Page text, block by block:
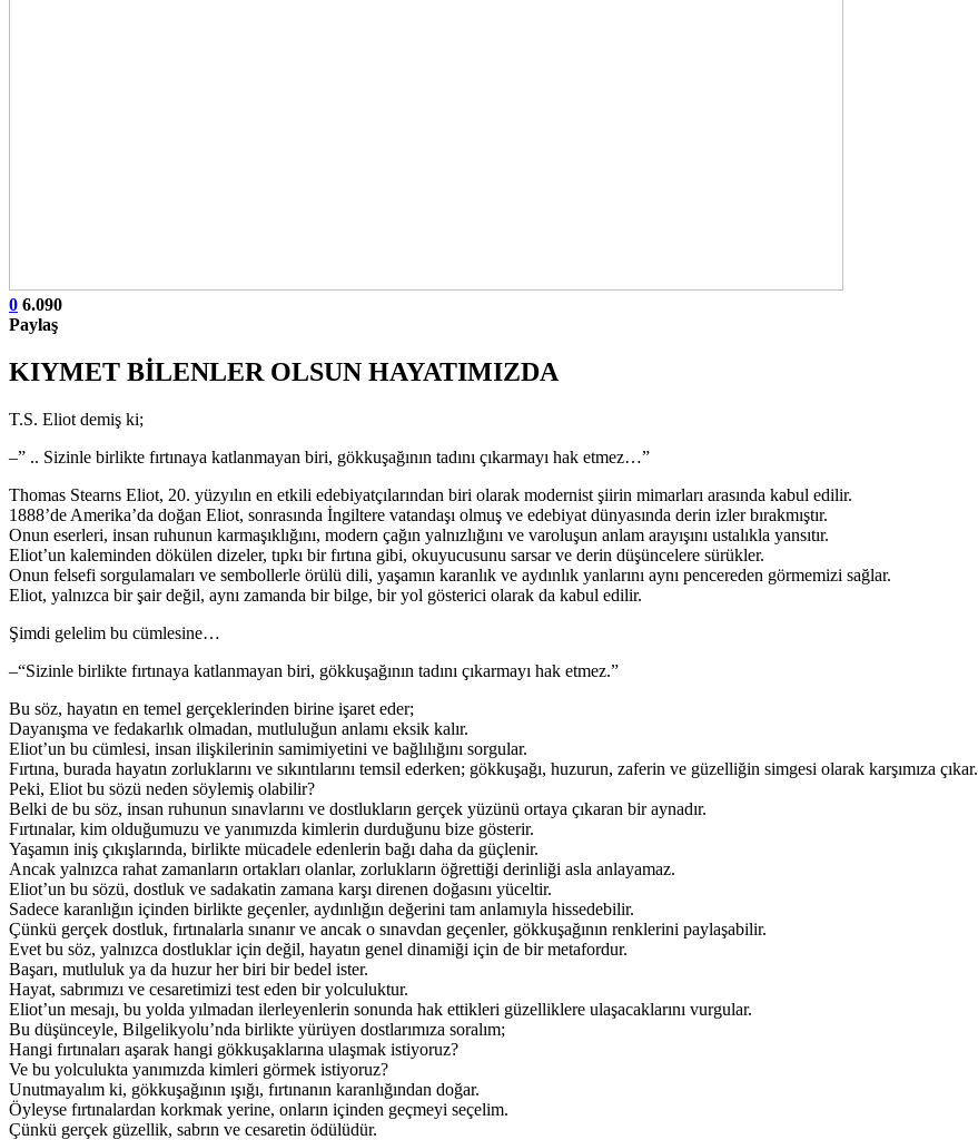
0 6.090
Paylaş
KIYMET BİLENLER OLSUN HAYATIMIZDA
T.S. Eliot demiş ki;
–” .. Sizinle birlikte fırtınaya katlanmayan biri, gökkuşağının tadını çıkarmayı hak etmez…”
Thomas Stearns Eliot, 20. yüzyılın en etkili edebiyatçılarından biri olarak modernist şiirin mimarları arasında kabul edilir.
1888’de Amerika’da doğan Eliot, sonrasında İngiltere vatandaşı olmuş ve edebiyat dünyasında derin izler bırakmıştır.
Onun eserleri, insan ruhunun karmaşıklığını, modern çağın yalnızlığını ve varoluşun anlam arayışını ustalıkla yansıtır.
Eliot’un kaleminden dökülen dizeler, tıpkı bir fırtına gibi, okuyucusunu sarsar ve derin düşüncelere sürükler.
Onun felsefi sorgulamaları ve sembollerle örülü dili, yaşamın karanlık ve aydınlık yanlarını aynı pencereden görmemizi sağlar.
Eliot, yalnızca bir şair değil, aynı zamanda bir bilge, bir yol gösterici olarak da kabul edilir.
Şimdi gelelim bu cümlesine…
–“Sizinle birlikte fırtınaya katlanmayan biri, gökkuşağının tadını çıkarmayı hak etmez.”
Bu söz, hayatın en temel gerçeklerinden birine işaret eder;
Dayanışma ve fedakarlık olmadan, mutluluğun anlamı eksik kalır.
Eliot’un bu cümlesi, insan ilişkilerinin samimiyetini ve bağlılığını sorgular.
Fırtına, burada hayatın zorluklarını ve sıkıntılarını temsil ederken; gökkuşağı, huzurun, zaferin ve güzelliğin simgesi olarak karşımıza çıkar.
Peki, Eliot bu sözü neden söylemiş olabilir?
Belki de bu söz, insan ruhunun sınavlarını ve dostlukların gerçek yüzünü ortaya çıkaran bir aynadır.
Fırtınalar, kim olduğumuzu ve yanımızda kimlerin durduğunu bize gösterir.
Yaşamın iniş çıkışlarında, birlikte mücadele edenlerin bağı daha da güçlenir.
Ancak yalnızca rahat zamanların ortakları olanlar, zorlukların öğrettiği derinliği asla anlayamaz.
Eliot’un bu sözü, dostluk ve sadakatin zamana karşı direnen doğasını yüceltir.
Sadece karanlığın içinden birlikte geçenler, aydınlığın değerini tam anlamıyla hissedebilir.
Çünkü gerçek dostluk, fırtınalarla sınanır ve ancak o sınavdan geçenler, gökkuşağının renklerini paylaşabilir.
Evet bu söz, yalnızca dostluklar için değil, hayatın genel dinamiği için de bir metafordur.
Başarı, mutluluk ya da huzur her biri bir bedel ister.
Hayat, sabrımızı ve cesaretimizi test eden bir yolculuktur.
Eliot’un mesajı, bu yolda yılmadan ilerleyenlerin sonunda hak ettikleri güzelliklere ulaşacaklarını vurgular.
Bu düşünceyle, Bilgelikyolu’nda birlikte yürüyen dostlarımıza soralım;
Hangi fırtınaları aşarak hangi gökkuşaklarına ulaşmak istiyoruz?
Ve bu yolculukta yanımızda kimleri görmek istiyoruz?
Unutmayalım ki, gökkuşağının ışığı, fırtınanın karanlığından doğar.
Öyleyse fırtınalardan korkmak yerine, onların içinden geçmeyi seçelim.
Çünkü gerçek güzellik, sabrın ve cesaretin ödülüdür.